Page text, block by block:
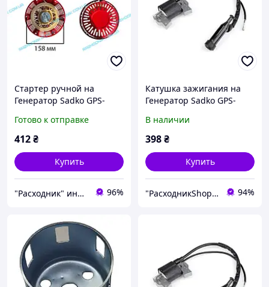
Стартер ручной на
Генератор Sadko GPS-
Готово к отправке
412₴
Купить
"Расходник" интернет магазин запчастей 96%
Катушка зажигания на
Генератор Sadko GPS-
В наличии
398₴
Купить
"РасходникShop" интернет магазин комплектующих и запчастей 94%